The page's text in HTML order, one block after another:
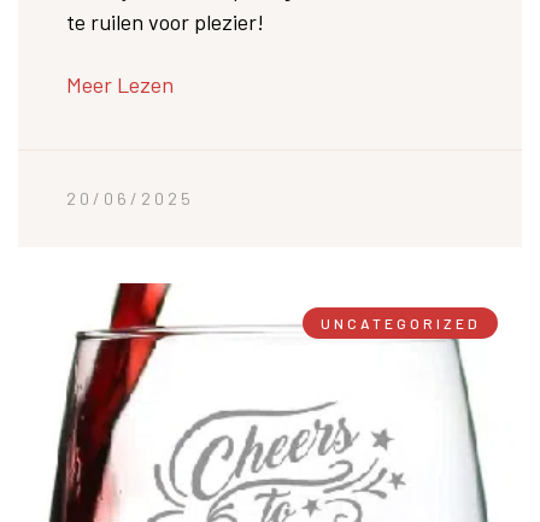
te ruilen voor plezier!
Meer Lezen
20/06/2025
UNCATEGORIZED